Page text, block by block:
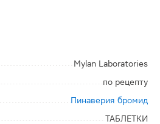
Mylan Laboratories
по рецепту
Пинаверия бромид
ТАБЛЕТКИ